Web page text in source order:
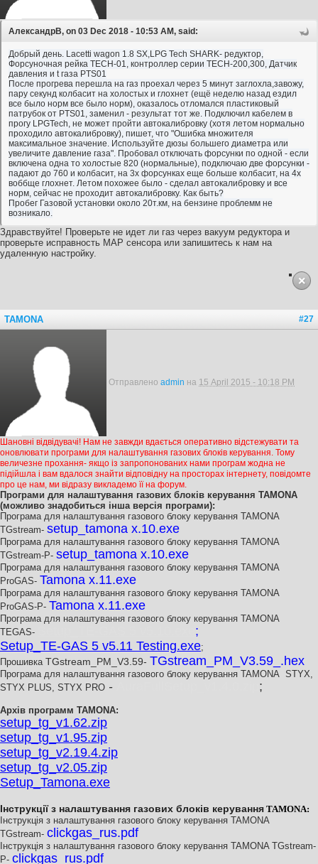
АлександрВ, on 03 Dec 2018 - 10:53 AM, said:
Добрый день. Lacetti wagon 1.8 SX,LPG Tech SHARK- редуктор,
Форсуночная рейка TECH-01, контроллер серии TECH-200,300, Датчик
давления и t газа PTS01
После прогрева перешла на газ проехал через 5 минут заглохла,завожу,
пару секунд колбасит на холостых и глохнет (ещё неделю назад ездил
все было норм все было норм), оказалось отломался пластиковый
патрубок от PTS01, заменил - результат тот же. Подключил кабелем в
прогу LPGTech, не может пройти автокалибровку (хотя летом нормально
проходило автокалибровку), пишет, что "Ошибка множителя
максимальное значение. Используйте дюзы большего диаметра или
увеличите давление газа". Пробовал отключать форсунки по одной - если
включена одна то холостые 820 (нормальные), подключаю две форсунки -
падают до 760 и колбасит, на 3х форсунках еще больше колбасит, на 4х
воббще глохнет. Летом похожее было - сделал автокалибровку и все
норм, сейчас не проходит автокалибровку. Как быть?
Пробег Газовой установки около 20т.км, на бензине проблемм не
возникало.
Здравствуйте! Проверьте не идет ли газ через вакуум редуктора и
проверьте исправность MAP сенсора или запишитесь к нам на
удаленную настройку.
#27
TAMONA
Отправлено admin на 15 April 2015 - 10:18 PM
Шановні відвідувачі! Нам не завжди вдається оперативно відстежувати та
оновлювати програми для налаштування газових блоків керування. Тому
величезне прохання- якщо із запропонованих нами програм жодна не
підійшла і вам вдалося знайти відповідну на просторах інтернету, повідомте
про це нам, ми відразу викладемо її на форум.
Програми для налаштування газових блоків керування TAMONA
(можливо знадобиться інша версія програми):
Програма для налаштування газового блоку керування TAMONA
TGstream- setup_tamona x.10.exe
Програма для налаштування газового блоку керування TAMONA
TGstream-P- setup_tamona x.10.exe
Програма для налаштування газового блоку керування TAMONA
ProGAS- Tamona x.11.exe
Програма для налаштування газового блоку керування TAMONA
ProGAS-P- Tamona x.11.exe
Програма для налаштування газового блоку керування TAMONA
TEGAS-
;
Setup_TE-GAS 5 v5.11 Testing.exe;
Прошивка TGstream_PM_V3.59- TGstream_PM_V3.59_.hex
Програма для налаштування газового блоку керування TAMONA STYX,
STYX PLUS, STYX PRO - ;
Архів программ TAMONA:
setup_tg_v1.62.zip
setup_tg_v1.95.zip
setup_tg_v2.19.4.zip
setup_tg_v2.05.zip
Setup_Tamona.exe
Інструкції з налаштування газових блоків керування TAMONA:
Інструкція з налаштування газового блоку керування TAMONA
TGstream- clickgas_rus.pdf
Інструкція з налаштування газового блоку керування TAMONA TGstream-
P- clickgas_rus.pdf